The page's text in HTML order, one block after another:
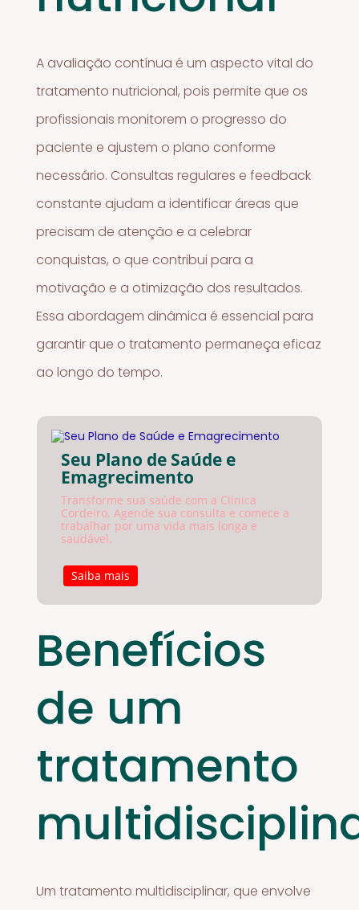
A avaliação contínua é um aspecto vital do
tratamento nutricional, pois permite que os
profissionais monitorem o progresso do
paciente e ajustem o plano conforme
necessário. Consultas regulares e feedback
constante ajudam a identificar áreas que
precisam de atenção e a celebrar
conquistas, o que contribui para a
motivação e a otimização dos resultados.
Essa abordagem dinâmica é essencial para
garantir que o tratamento permaneça eficaz
ao longo do tempo.
Seu Plano de Saúde e
Emagrecimento
Transforme sua saúde com a Clínica
Cordeiro. Agende sua consulta e comece a
trabalhar por uma vida mais longa e
saudável.
Saiba mais
Benefícios
de um
tratamento
Um tratamento multidisciplinar, que envolve